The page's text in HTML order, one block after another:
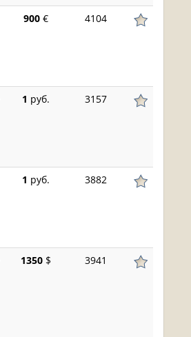
900 € 4104
1 руб. 3157
1 руб. 3882
1350 $ 3941